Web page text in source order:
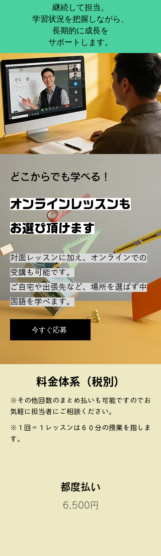
継続して担当。
学習状況を把握しながら、
長期的に成長を
サポートします。
​どこからでも学べる！
オンラインレッスンも
​お選び頂けます
対面レッスンに加え、オンラインでの
受講も可能です。
ご自宅や出張先など、場所を選ばず中
国語を学べます。
今すぐ応募
​料金体系（税別）
※その他回数のまとめ払いも可能ですので​​お
気軽に担当者にご相談ください。
※１回＝１レッスンは６０分の授業を指しま
す。
都度払い
6,500円